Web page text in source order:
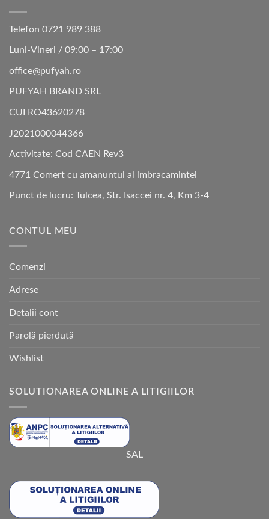
Telefon 0721 989 388
Luni-Vineri / 09:00 – 17:00
office@pufyah.ro
PUFYAH BRAND SRL
CUI RO43620278
J2021000044366
Activitate: Cod CAEN Rev3
4771 Comert cu amanuntul al imbracamintei
Punct de lucru: Tulcea, Str. Isaccei nr. 4, Km 3-4
CONTUL MEU
Comenzi
Adrese
Detalii cont
Parolă pierdută
Wishlist
SOLUTIONAREA ONLINE A LITIGIILOR
SAL